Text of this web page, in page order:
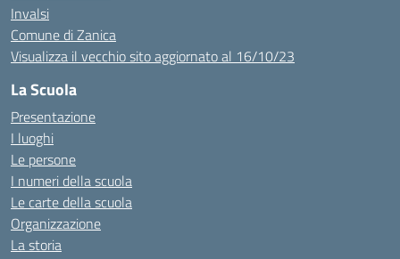
Invalsi
Comune di Zanica
Visualizza il vecchio sito aggiornato al 16/10/23
La Scuola
Presentazione
I luoghi
Le persone
I numeri della scuola
Le carte della scuola
Organizzazione
La storia